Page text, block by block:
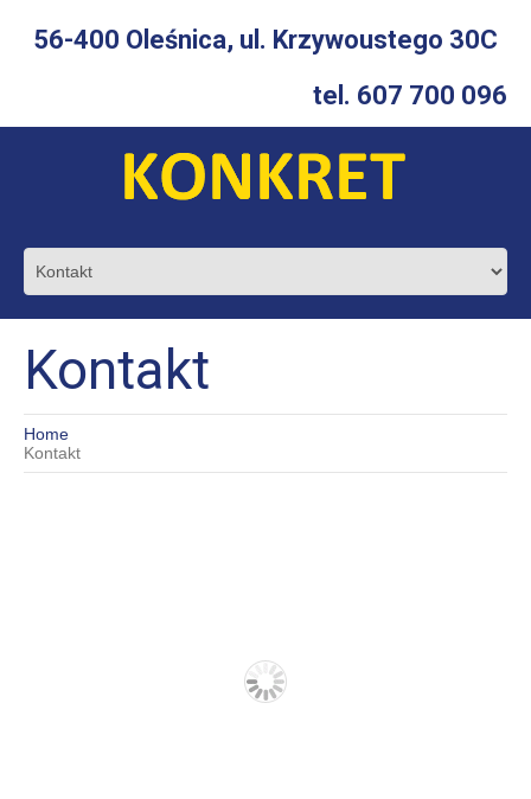
56-400 Oleśnica, ul. Krzywoustego 30C
tel. 607 700 096
Kontakt
Home
Kontakt